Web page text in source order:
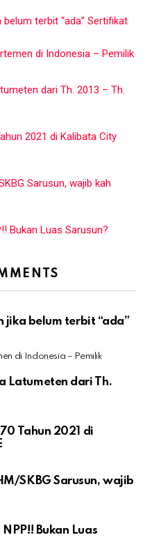
terbit “ada” Sertifikat
di Indonesia – Pemilik
dari Th. 2013 – Th.
2021 di Kalibata City
Sarusun, wajib kah
Bukan Luas Sarusun?
jika belum terbit “ada”
di Indonesia – Pemilik
Latumeten dari Th.
Tahun 2021 di
SKBG Sarusun, wajib
Bukan Luas